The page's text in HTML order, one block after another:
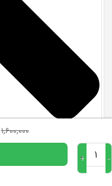
۱,۶۰۰,۰۰۰
دوره عملگرایی عدد